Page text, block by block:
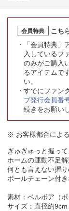
会員特典
こち
「会員特典
入しているフ
のみがご購入
るアイテムで
い。
すでにファン
ブ発行会員番
続きをお願い
※ お客様都合によ
ぎゅぎゅっと握っ
ホームの運動不足解
何とも言えない握
ボールチェーン付
素材：ベルボア（ポ
サイズ：直径約9cm